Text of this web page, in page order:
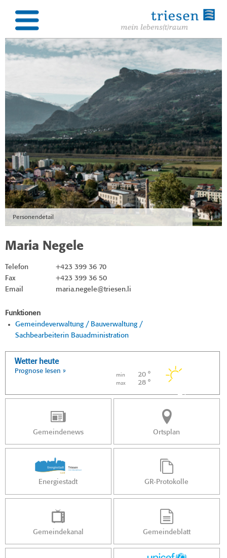
Personendetail
Maria Negele
Telefon
+423 399 36 70
Fax
+423 399 36 50
Email
maria.negele@triesen.li
Funktionen
Gemeindeverwaltung / Bauverwaltung /
Sachbearbeiterin Bauadministration
Wetter heute
Prognose lesen »
min 20 °
max 28 °
Gemeindenews Ortsplan
Energiestadt GR-Protokolle
Gemeindekanal Gemeindeblatt